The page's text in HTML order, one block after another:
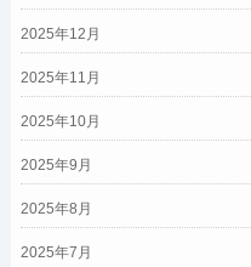
2025年12月
2025年11月
2025年10月
2025年9月
2025年8月
2025年7月